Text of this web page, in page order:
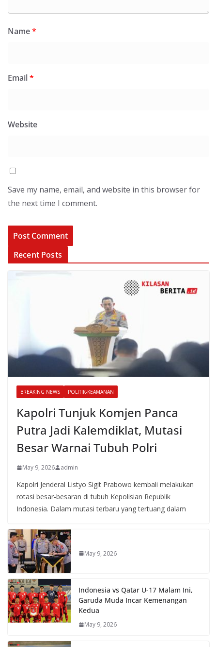
Name*
Email*
Website
Save my name, email, and website in this browser for
the next time I comment.
Recent Posts
BREAKING NEWS POLITIK-KEAMANAN
Kapolri Tunjuk Komjen Panca
Putra Jadi Kalemdiklat, Mutasi
Besar Warnai Tubuh Polri
May 9, 2026 admin
Kapolri Jenderal Listyo Sigit Prabowo kembali melakukan
rotasi besar-besaran di tubuh Kepolisian Republik
Indonesia. Dalam mutasi terbaru yang tertuang dalam
May 9, 2026
Indonesia vs Qatar U-17 Malam Ini,
Garuda Muda Incar Kemenangan
Kedua
May 9, 2026